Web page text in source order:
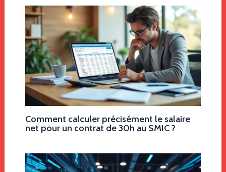
Comment calculer précisément le salaire
net pour un contrat de 30h au SMIC ?